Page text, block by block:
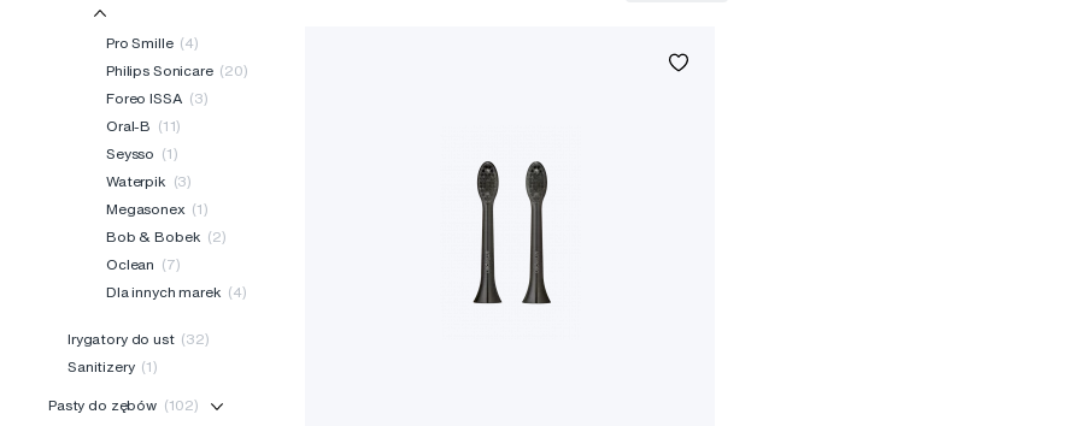
Pro Smille (4)
Philips Sonicare (20)
Foreo ISSA (3)
Oral-B (11)
Seysso (1)
Waterpik
(3)
Megasonex (1)
Bob & Bobek (2)
Oclean (7)
Dla innych marek (4)
Irygatory do ust (32)
Sanitizery (1)
Pasty do zębów (102)